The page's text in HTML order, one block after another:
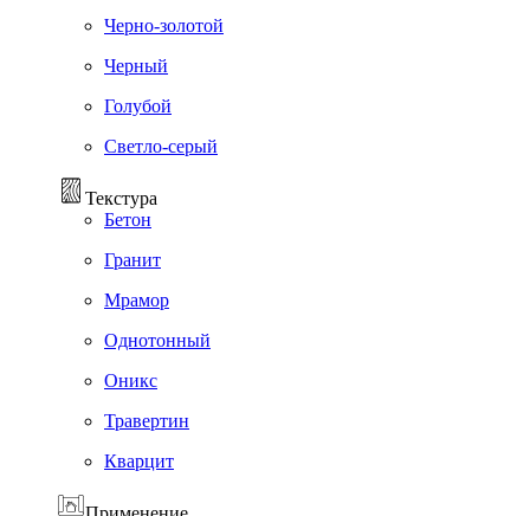
Черно-золотой
Черный
Голубой
Светло-серый
Текстура
Бетон
Гранит
Мрамор
Однотонный
Оникс
Травертин
Кварцит